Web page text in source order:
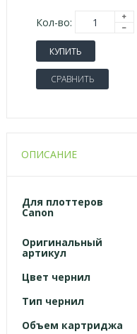
Кол-во:
КУПИТЬ
СРАВНИТЬ
ОПИСАНИЕ
Для плоттеров
Canon
Оригинальный
артикул
Цвет чернил
Тип чернил
Объем картриджа